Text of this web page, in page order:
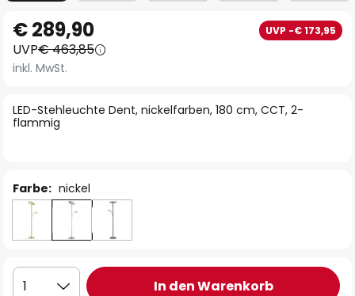
Anfang
der
Bildgalerie
LED-Stehleuchte Dent, nickelfarben, 180 cm, CCT, 2-
flammig
€ 289,90 UVP -€ 173,95
UVP€ 463,85
inkl. MwSt.
Farbe: nickel
1 In den Warenkorb